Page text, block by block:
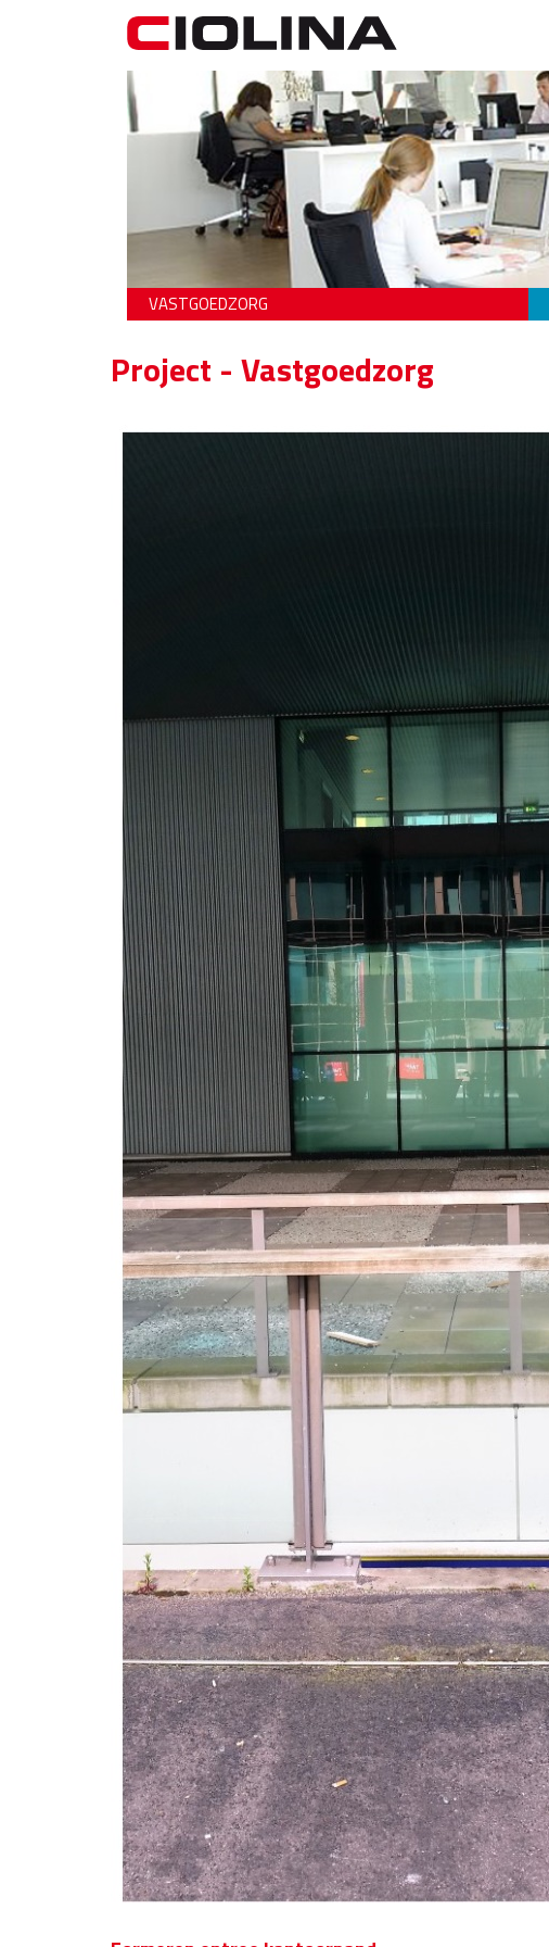
VASTGOEDZORG
Project - Vastgoedzorg